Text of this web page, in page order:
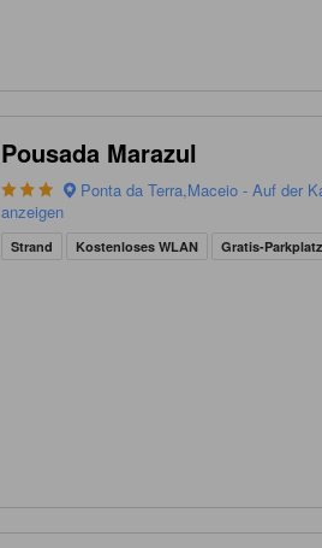
Pousada Marazul
Ponta da Terra,Maceio - Auf der
anzeigen
Strand Kostenloses WLAN Gratis-